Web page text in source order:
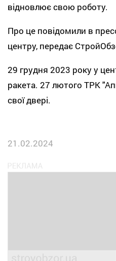
відновлює свою роботу.
Про це повідомили в
центру, передає
29 грудня 2023 року у
ракета. 27 лютого ТРК
свої двері.
21.02.2024